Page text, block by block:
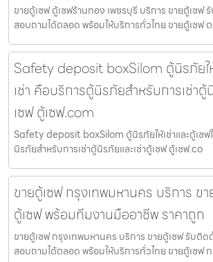
ขายตู้เซฟ ตู้เซฟร้านทอง เพชรบุรี บริการ ขายตู้เซ
สอบถามได้ตลอด พร้อมให้บริการทั่วไทย ขายตู้เซฟ ต
Safety deposit boxSilom ตู้นิรภัยให้
เช่า คือบริการตู้นิรภัยสำหรับการเช่าตู้
เซฟ ตู้เซฟ.com
Safety deposit boxSilom ตู้นิรภัยให้เช่าและตู้เซฟ
นิรภัยสำหรับการเช่าตู้นิรภัยและเช่าตู้เซฟ ตู้เซฟ.co
ขายตู้เซฟ กรุงเทพมหานคร บริการ ข
ตู้เซฟ พร้อมทีมงานมืออาชีพ ราคาถูก
ขายตู้เซฟ กรุงเทพมหานคร บริการ ขายตู้เซฟ รับติ
สอบถามได้ตลอด พร้อมให้บริการทั่วไทย ขายตู้เซฟ